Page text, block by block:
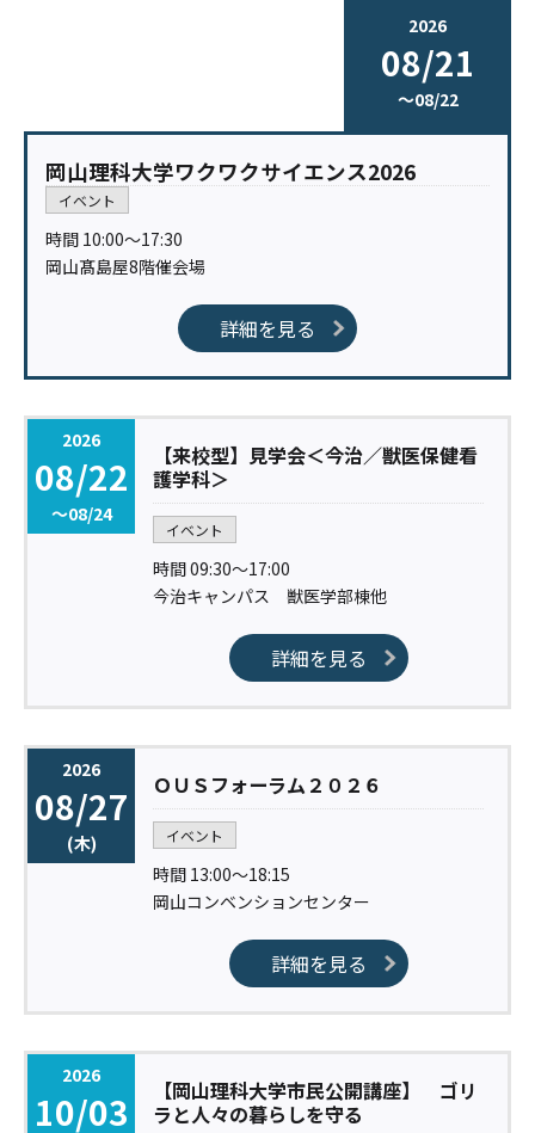
2026
08/21
〜08/22
岡山理科大学ワクワクサイエンス2026
イベント
時間 10:00〜17:30
岡山髙島屋8階催会場
詳細を見る
2026
08/22
〜08/24
【来校型】見学会＜今治／獣医保健看
護学科＞
イベント
時間 09:30〜17:00
今治キャンパス 獣医学部棟他
詳細を見る
2026
08/27
(木)
ＯＵＳフォーラム２０２６
イベント
時間 13:00〜18:15
岡山コンベンションセンター
詳細を見る
2026
10/03
【岡山理科大学市民公開講座】 ゴリ
ラと人々の暮らしを守る